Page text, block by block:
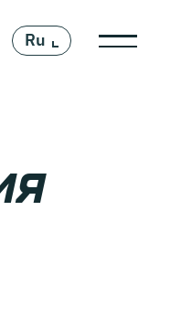
Ru